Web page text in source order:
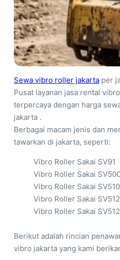
Sewa vibro roller jakarta per
Pusat layanan jasa rental
terpercaya dengan harga
jakarta .
Berbagai macam jenis dan
tawarkan di jakarta, seperti:
Vibro Roller Sakai SV91
Vibro Roller Sakai
Vibro Roller Sakai SV510
Vibro Roller Sakai SV512
Vibro Roller Sakai
Berikut adalah rincian
vibro jakarta yang kami